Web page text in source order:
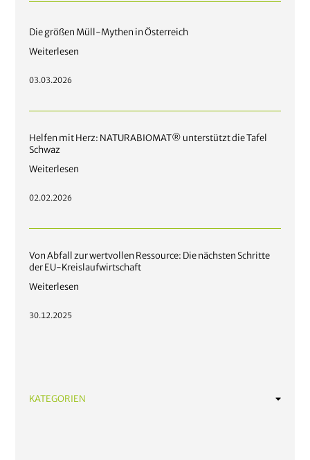
Die größen Müll-Mythen in Österreich
Weiterlesen
03.03.2026
Helfen mit Herz: NATURABIOMAT® unterstützt die Tafel
Schwaz
Weiterlesen
02.02.2026
Von Abfall zur wertvollen Ressource: Die nächsten Schritte
der EU-Kreislaufwirtschaft
Weiterlesen
30.12.2025
KATEGORIEN